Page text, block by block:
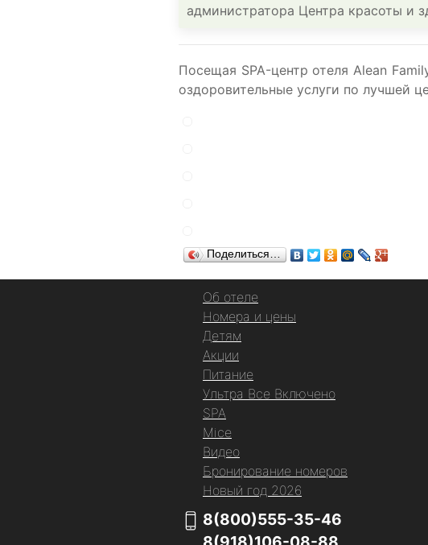
администратора Центра красоты и
Посещая SPA-центр отеля Alean
оздоровительные услуги по лучшей
Поделиться…
Об отеле
Номера и цены
Детям
Акции
Питание
Ультра Все Включено
SPA
Mice
Видео
Бронирование номеров
Новый год 2026
8(800)555-35-46